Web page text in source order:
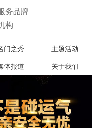
务品牌
构
门之秀 主题活动
体报道 关于我们